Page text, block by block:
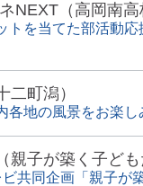
NEXT（高岡南高
トを当てた部活動
二町潟）
各地の風景をお楽
親子が築く子ども
共同企画「親子が